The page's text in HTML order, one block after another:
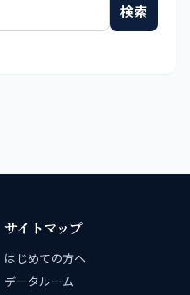
検索
サイトマップ
はじめての方へ
データルーム